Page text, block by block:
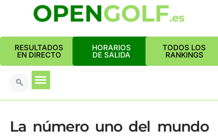
RESULTADOS
EN DIRECTO
HORARIOS
DE SALIDA
TODOS LOS
RANKINGS
La número uno del mundo